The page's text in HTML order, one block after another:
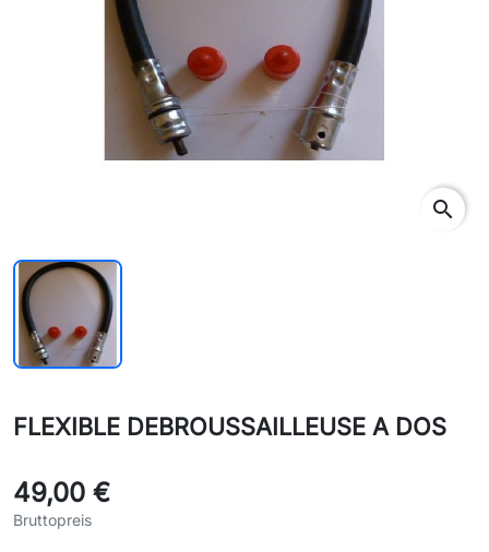
search
FLEXIBLE DEBROUSSAILLEUSE A DOS
49,00 €
Bruttopreis